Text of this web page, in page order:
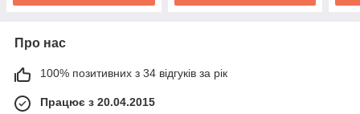
Про нас
100% позитивних з 34 відгуків за рік
Працює з 20.04.2015